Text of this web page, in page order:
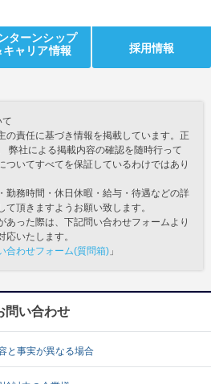
ターンシップ
キャリア情報
採用情報
て
の責任に基づき情報を掲載しています。正
弊社による掲載内容の確認を随時行って
ついてすべてを保証しているわけではあり
勤務時間・休日休暇・給与・待遇などの詳
頂きますようお願い致します。
あった際は、下記問い合わせフォームより
いたします。
合わせフォーム(質問箱) 」
問い合わせ
と事実が異なる場合